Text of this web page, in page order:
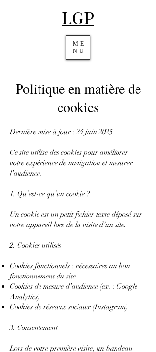
LGP
ME
NU
Politique en matière de
cookies
Dernière mise à jour : 24 juin 2025
Ce site utilise des cookies pour améliorer
votre expérience de navigation et mesurer
l’audience.
1. Qu’est-ce qu’un cookie ?
Un cookie est un petit fichier texte déposé sur
votre appareil lors de la visite d’un site.
2. Cookies utilisés
Cookies fonctionnels : nécessaires au bon
fonctionnement du site
Cookies de mesure d’audience (ex. : Google
Analytics)
Cookies de réseaux sociaux (Instagram)
3. Consentement
Lors de votre première visite, un bandeau